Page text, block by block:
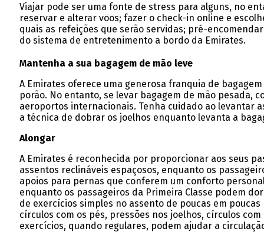
Viajar pode ser uma fonte de stress para alguns, no
reservar e alterar voos; fazer o check-in online e
quais as refeições que serão servidas; pré-
do sistema de entretenimento a bordo da Emirates.
Mantenha a sua bagagem de mão leve
A Emirates oferece uma generosa franquia de
porão. No entanto, se levar bagagem de mão pesada,
aeroportos internacionais. Tenha cuidado ao levantar
a técnica de dobrar os joelhos enquanto levanta a
Alongar
A Emirates é reconhecida por proporcionar aos seus
assentos reclináveis espaçosos, enquanto os
apoios para pernas que conferem um conforto
enquanto os passageiros da Primeira Classe podem
de exercícios simples no assento de poucas em
círculos com os pés, pressões nos joelhos, círculos
exercícios, quando regulares, podem ajudar a